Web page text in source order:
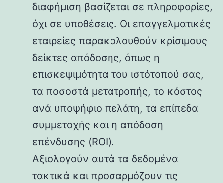
διαφήμιση βασίζεται σε πληροφορίες,
όχι σε υποθέσεις. Οι επαγγελματικές
εταιρείες παρακολουθούν κρίσιμους
δείκτες απόδοσης, όπως η
επισκεψιμότητα του ιστότοπού σας,
τα ποσοστά μετατροπής, το κόστος
ανά υποψήφιο πελάτη, τα επίπεδα
συμμετοχής και η απόδοση
επένδυσης (ROI).
Αξιολογούν αυτά τα δεδομένα
τακτικά και προσαρμόζουν τις